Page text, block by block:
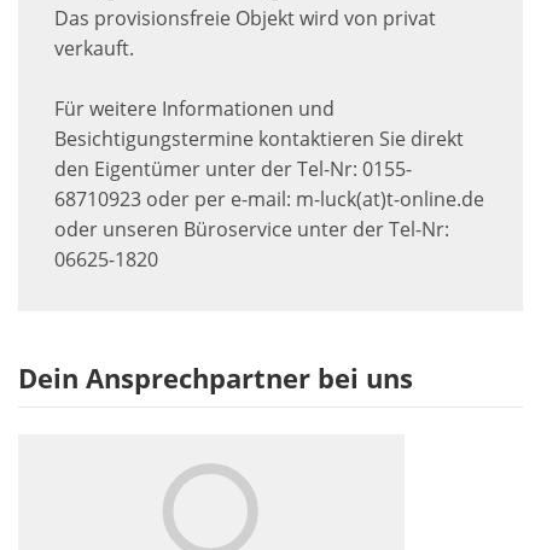
Das provisionsfreie Objekt wird von privat
verkauft.
Für weitere Informationen und
Besichtigungstermine kontaktieren Sie direkt
den Eigentümer unter der Tel-Nr: 0155-
68710923 oder per e-mail: m-luck(at)t-online.de
oder unseren Büroservice unter der Tel-Nr:
06625-1820
Dein Ansprechpartner bei uns